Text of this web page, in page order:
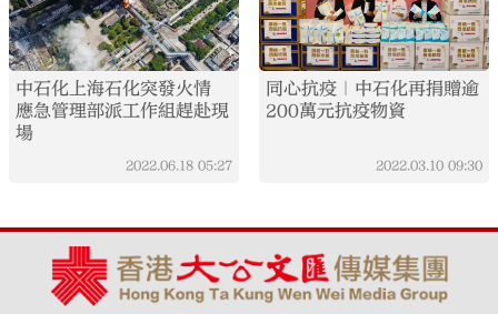
中石化上海石化突發火情
應急管理部派工作組趕赴現
場
2022.06.18 05:27
同心抗疫｜中石化再捐贈逾
200萬元抗疫物資
2022.03.10 09:30